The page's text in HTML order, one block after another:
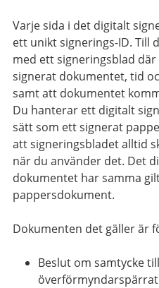
Varje sida i det digitalt
ett unikt signerings-ID. Till
med ett signeringsblad
signerat dokumentet, tid
samt att dokumentet
Du hanterar ett digitalt
sätt som ett signerat
att signeringsbladet alltid
när du använder det. Det
dokumentet har samma
pappersdokument.
Dokumenten det gäller är
Beslut om samtycke